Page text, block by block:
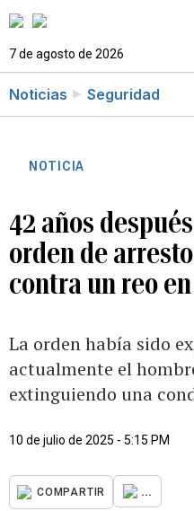
7 de agosto de 2026
Noticias Seguridad
NOTICIA
42 años
orden de
contra un reo
La orden había sido
actualmente el
extinguiendo una
10 de julio de 2025 - 5:15 PM
COMPARTIR ...